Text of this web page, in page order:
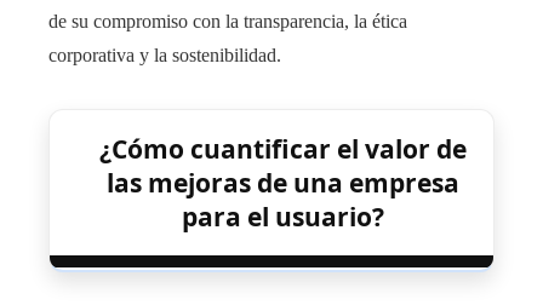
de su compromiso con la transparencia, la ética
corporativa y la sostenibilidad.
¿Cómo cuantificar el valor de
las mejoras de una empresa
para el usuario?